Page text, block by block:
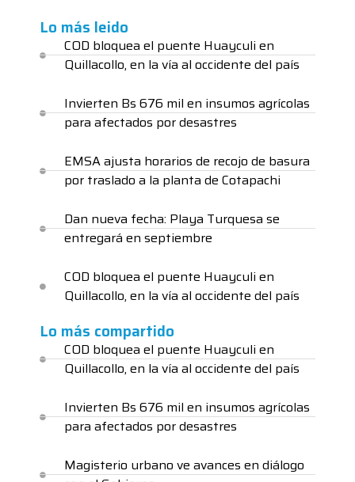
Lo más leido
COD bloquea el puente Huayculi en
Quillacollo, en la vía al occidente del país
Invierten Bs 676 mil en insumos agrícolas
para afectados por desastres
EMSA ajusta horarios de recojo de basura
por traslado a la planta de Cotapachi
Dan nueva fecha: Playa Turquesa se
entregará en septiembre
COD bloquea el puente Huayculi en
Quillacollo, en la vía al occidente del país
Lo más compartido
COD bloquea el puente Huayculi en
Quillacollo, en la vía al occidente del país
Invierten Bs 676 mil en insumos agrícolas
para afectados por desastres
Magisterio urbano ve avances en diálogo